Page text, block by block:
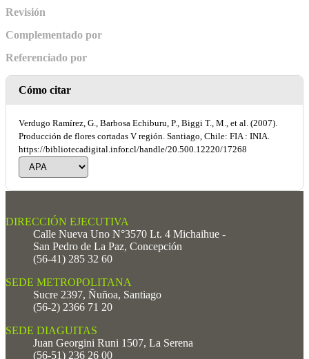
Revisión
Complementado por
Referenciado por
Cómo citar
Verdugo Ramírez, G., Barbosa Echiburu, P., Biggi T., M., et al. (2007).
Producción de flores cortadas V región. Santiago, Chile: FIA : INIA.
https://bibliotecadigital.infor.cl/handle/20.500.12220/17268
DIRECCIÓN EJECUTIVA
Calle Nueva Uno N°3570 Lt. 4 Michaihue -
San Pedro de La Paz, Concepción
(56-41) 285 32 60
SEDE METROPOLITANA
Sucre 2397, Ñuñoa, Santiago
(56-2) 2366 71 20
SEDE DIAGUITAS
Juan Georgini Runi 1507, La Serena
(56-51) 236 26 00